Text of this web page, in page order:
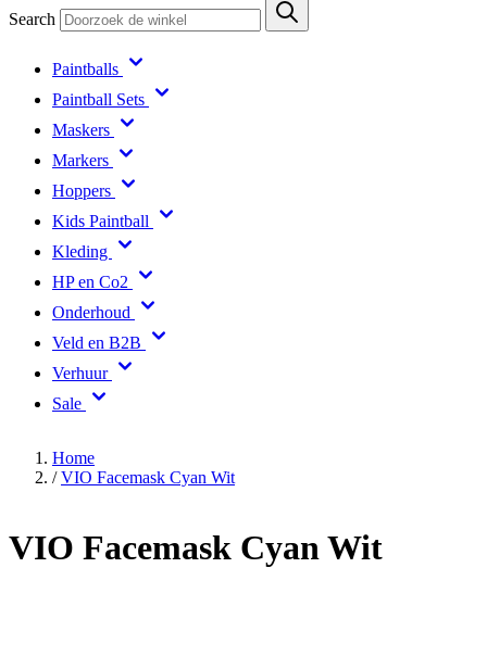
Search
Paintballs
Paintball Sets
Maskers
Markers
Hoppers
Kids Paintball
Kleding
HP en Co2
Onderhoud
Veld en B2B
Verhuur
Sale
Home
/ VIO Facemask Cyan Wit
VIO Facemask Cyan Wit